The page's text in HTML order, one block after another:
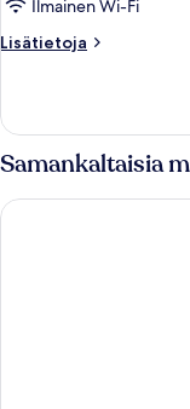
Ilmainen Wi-Fi
Lisätietoja
Lisätietoja
Samankaltaisia
Cleopatra Palace Hotel